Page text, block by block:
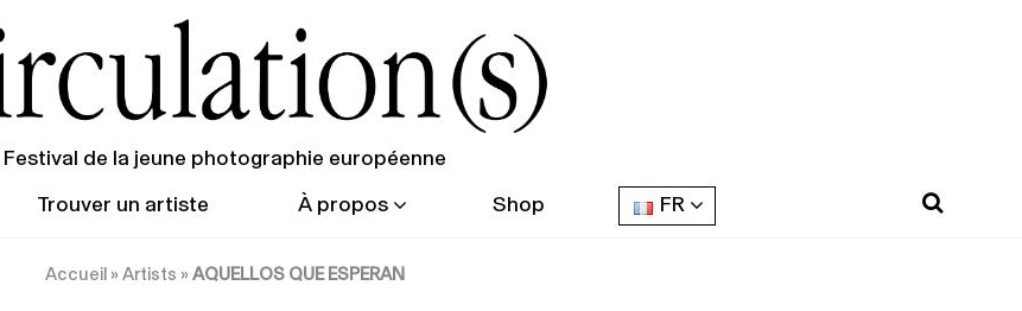
Festival de la jeune photographie européenne
Trouver un artiste À propos Shop FR
Accueil » Artists » AQUELLOS QUE ESPERAN